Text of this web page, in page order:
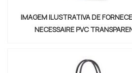
IMAGEM ILUSTRATIVA DE
NECESSAIRE PVC